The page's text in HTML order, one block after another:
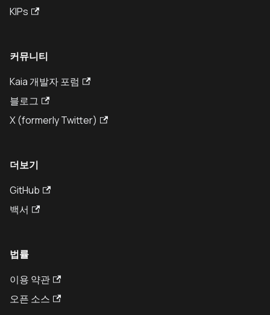
KIPs
커뮤니티
Kaia 개발자 포럼
블로그
X (formerly Twitter)
더보기
GitHub
백서
법률
이용 약관
오픈 소스